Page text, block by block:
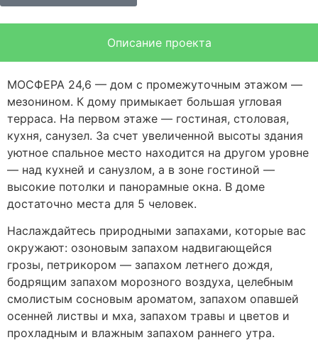
Описание проекта
МОСФЕРА 24,6 — дом с промежуточным этажом —
мезонином. К дому примыкает большая угловая
терраса. На первом этаже — гостиная, столовая,
кухня, санузел. За счет увеличенной высоты здания
уютное спальное место находится на другом уровне
— над кухней и санузлом, а в зоне гостиной —
высокие потолки и панорамные окна. В доме
достаточно места для 5 человек.
Наслаждайтесь природными запахами, которые вас
окружают: озоновым запахом надвигающейся
грозы, петрикором — запахом летнего дождя,
бодрящим запахом морозного воздуха, целебным
смолистым сосновым ароматом, запахом опавшей
осенней листвы и мха, запахом травы и цветов и
прохладным и влажным запахом раннего утра.